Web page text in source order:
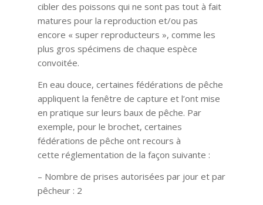
cibler des poissons qui ne sont pas tout à fait
matures pour la reproduction et/ou pas
encore « super reproducteurs », comme les
plus gros spécimens de chaque espèce
convoitée.
En eau douce, certaines fédérations de pêche
appliquent la fenêtre de capture et l’ont mise
en pratique sur leurs baux de pêche. Par
exemple, pour le brochet, certaines
fédérations de pêche ont recours à
cette réglementation de la façon suivante :
– Nombre de prises autorisées par jour et par
pêcheur : 2